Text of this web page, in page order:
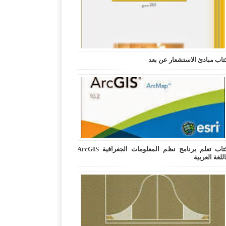
مبادئ الاستشعار عن بعد
كتاب تعلم برنامج نظم المعلومات الجغرافية ArcGIS
العربية